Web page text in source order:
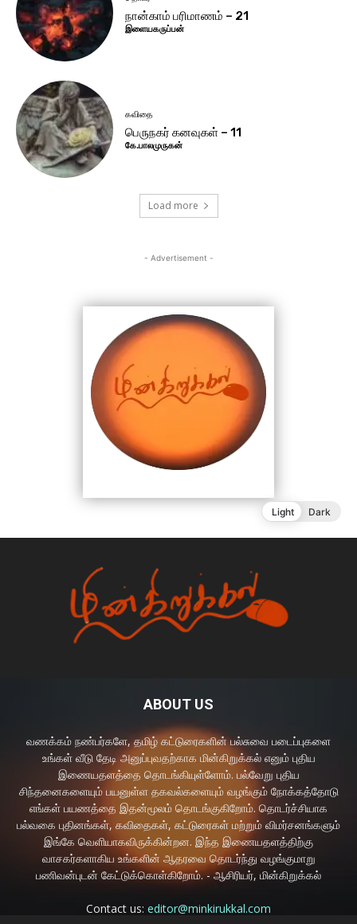
ABOUT US
வணக்கம் நண்பர்களே, தமிழ் கட்டுரைகளின் பல்சுவை படைப்புகளை
உங்கள் வீடு தேடி அனுப்புவதற்காக மின்கிறுக்கல் எனும் புதிய
இணையதளத்தை தொடங்கியுள்ளோம். பல்வேறு புதிய
சிந்தனைகளையும் பயனுள்ள தகவல்களையும் வழங்கும் நோக்கத்தோடு
எங்கள் பயணத்தை இதன்மூலம் தொடங்குகிறோம். தொடர்ச்சியாக
பல்வகை புதினங்கள், கவிதைகள், கட்டுரைகள் மற்றும் விமர்சனங்களும்
இங்கே வெளியாகவிருக்கின்றன. இந்த இணையதளத்திற்கு
வாசகர்களாகிய உங்களின் ஆதரவை தொடர்ந்து வழங்குமாறு
பணிவன்புடன் கேட்டுக்கொள்கிறோம். - ஆசிரியர், மின்கிறுக்கல்
Contact us: editor@minkirukkal.com